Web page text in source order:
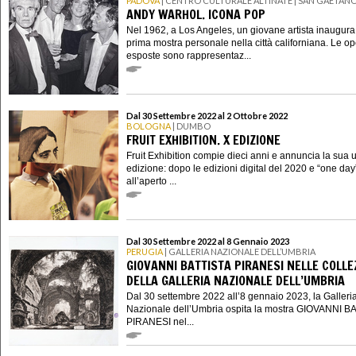
ANDY WARHOL. ICONA POP
Nel 1962, a Los Angeles, un giovane artista
prima mostra personale nella città californiana. Le
esposte sono rappresentaz...
Dal 30 Settembre 2022 al 2 Ottobre 2022
BOLOGNA | DUMBO
FRUIT EXHIBITION. X EDIZIONE
Fruit Exhibition compie dieci anni e annuncia la sua
edizione: dopo le edizioni digital del 2020 e “one
all’aperto ...
Dal 30 Settembre 2022 al 8 Gennaio 2023
PERUGIA | GALLERIA NAZIONALE DELL’UMBRIA
GIOVANNI BATTISTA PIRANESI NELLE
DELLA GALLERIA NAZIONALE DELL’UMBRIA
Dal 30 settembre 2022 all’8 gennaio 2023, la
Nazionale dell’Umbria ospita la mostra GIOVANNI
PIRANESI nel...